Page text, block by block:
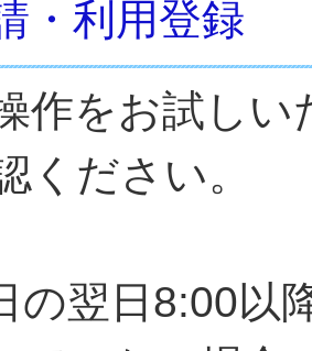
・利用登録
作をお試し
ください。
の翌日8:00以